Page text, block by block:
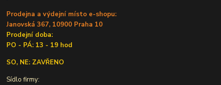
Prodejna a výdejní místo e-shopu:
Janovská 367, 10900 Praha 10
Prodejní doba:
PO - PÁ: 13 - 19 hod
SO, NE: ZAVŘENO
Sídlo firmy: